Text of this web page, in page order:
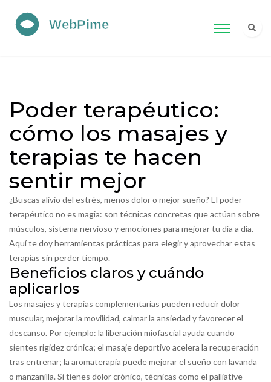
Poder terapéutico:
cómo los masajes y
terapias te hacen
sentir mejor
¿Buscas alivio del estrés, menos dolor o mejor sueño? El poder
terapéutico no es magia: son técnicas concretas que actúan sobre
músculos, sistema nervioso y emociones para mejorar tu día a día.
Aquí te doy herramientas prácticas para elegir y aprovechar estas
terapias sin perder tiempo.
Beneficios claros y cuándo
aplicarlos
Los masajes y terapias complementarias pueden reducir dolor
muscular, mejorar la movilidad, calmar la ansiedad y favorecer el
descanso. Por ejemplo: la liberación miofascial ayuda cuando
sientes rigidez crónica; el masaje deportivo acelera la recuperación
tras entrenar; la aromaterapia puede mejorar el sueño con lavanda
o manzanilla. Si tienes dolor crónico, técnicas como el palliative